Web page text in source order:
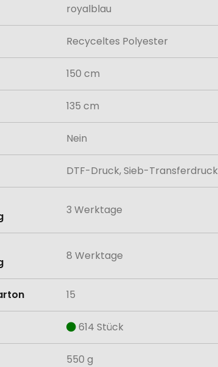
royalblau
Recyceltes Polyester
150 cm
135 cm
Nein
DTF-Druck, Sieb-Transferdruck
3 Werktage
8 Werktage
15
614 Stück
550 g